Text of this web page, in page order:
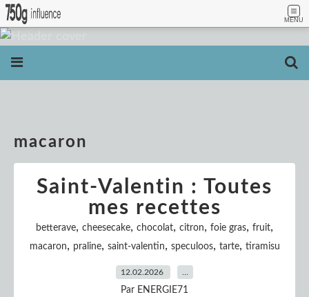
MENU
macaron
Saint-Valentin : Toutes
mes recettes
betterave, cheesecake, chocolat, citron, foie gras, fruit,
macaron, praline, saint-valentin, speculoos, tarte, tiramisu
12.02.2026
Par ENERGIE71